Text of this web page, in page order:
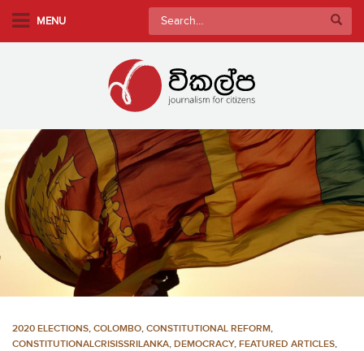
n
c
n
e
MENU
Search
for:
2020 ELECTIONS, COLOMBO, CONSTITUTIONAL REFORM,
CONSTITUTIONALCRISISSRILANKA, DEMOCRACY, FEATURED ARTICLES,